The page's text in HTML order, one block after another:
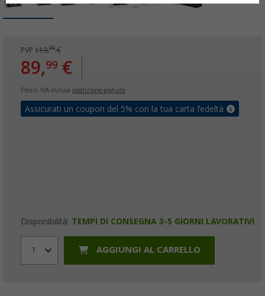
PVP 119,00€
89,99 €
Prezzi IVA inclusa spedizione gratuita
Assicurati un coupon del 5% con la tua carta fedeltà
Disponibilità: TEMPI DI CONSEGNA 3-5 GIORNI LAVORATIVI
1 AGGIUNGI AL CARRELLO